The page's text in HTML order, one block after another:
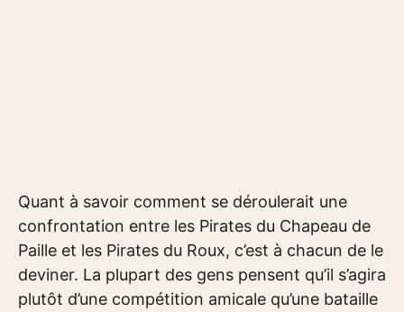
Quant à savoir comment se déroulerait une
confrontation entre les Pirates du Chapeau de
Paille et les Pirates du Roux, c’est à chacun de le
deviner. La plupart des gens pensent qu’il s’agira
plutôt d’une compétition amicale qu’une bataille